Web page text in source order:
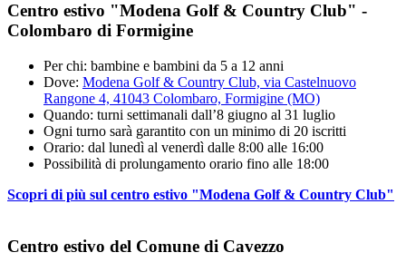
Centro estivo "Modena Golf & Country Club" -
Colombaro di Formigine
Per chi: bambine e bambini da 5 a 12 anni
Dove: Modena Golf & Country Club, via Castelnuovo
Rangone 4, 41043 Colombaro, Formigine (MO)
Quando: turni settimanali dall’8 giugno al 31 luglio
Ogni turno sarà garantito con un minimo di 20 iscritti
Orario: dal lunedì al venerdì dalle 8:00 alle 16:00
Possibilità di prolungamento orario fino alle 18:00
Scopri di più sul centro estivo "Modena Golf & Country Club"
Centro estivo del Comune di Cavezzo